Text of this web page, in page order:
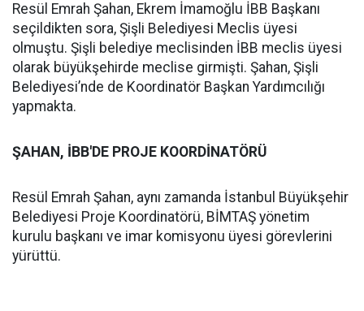
Resül Emrah Şahan, Ekrem İmamoğlu İBB Başkanı
seçildikten sora, Şişli Belediyesi Meclis üyesi
olmuştu. Şişli belediye meclisinden İBB meclis üyesi
olarak büyükşehirde meclise girmişti. Şahan, Şişli
Belediyesi’nde de Koordinatör Başkan Yardımcılığı
yapmakta.
ŞAHAN, İBB'DE PROJE KOORDİNATÖRÜ
Resül Emrah Şahan, aynı zamanda İstanbul Büyükşehir
Belediyesi Proje Koordinatörü, BİMTAŞ yönetim
kurulu başkanı ve imar komisyonu üyesi görevlerini
yürüttü.